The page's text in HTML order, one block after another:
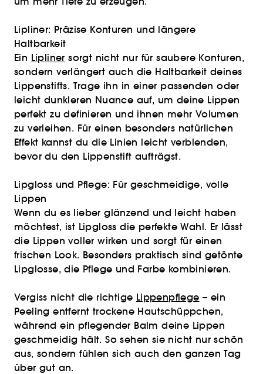
Lipliner: Präzise Konturen und längere
Haltbarkeit
Ein Lipliner sorgt nicht nur für saubere Konturen,
sondern verlängert auch die Haltbarkeit deines
Lippenstifts. Trage ihn in einer passenden oder
leicht dunkleren Nuance auf, um deine Lippen
perfekt zu definieren und ihnen mehr Volumen
zu verleihen. Für einen besonders natürlichen
Effekt kannst du die Linien leicht verblenden,
bevor du den Lippenstift aufträgst.
Lipgloss und Pflege: Für geschmeidige, volle
Lippen
Wenn du es lieber glänzend und leicht haben
möchtest, ist Lipgloss die perfekte Wahl. Er lässt
die Lippen voller wirken und sorgt für einen
frischen Look. Besonders praktisch sind getönte
Lipglosse, die Pflege und Farbe kombinieren.
Vergiss nicht die richtige Lippenpflege – ein
Peeling entfernt trockene Hautschüppchen,
während ein pflegender Balm deine Lippen
geschmeidig hält. So sehen sie nicht nur schön
aus, sondern fühlen sich auch den ganzen Tag
über gut an.